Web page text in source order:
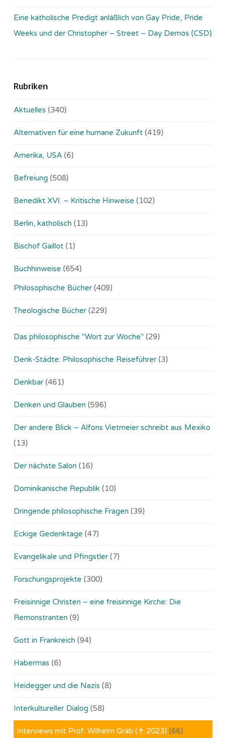
Eine katholische Predigt anläßlich von Gay Pride, Pride
Weeks und der Christopher – Street – Day Demos (CSD)
Rubriken
Aktuelles (340)
Alternativen für eine humane Zukunft (419)
Amerika, USA (6)
Befreiung (508)
Benedikt XVI. – Kritische Hinweise (102)
Berlin, katholisch (13)
Bischof Gaillot (1)
Buchhinweise (654)
Philosophische Bücher (409)
Theologische Bücher (229)
Das philosophische "Wort zur Woche" (29)
Denk-Städte: Philosophische Reiseführer (3)
Denkbar (461)
Denken und Glauben (596)
Der andere Blick – Alfons Vietmeier schreibt aus Mexiko
(13)
Der nächste Salon (16)
Dominikanische Republik (10)
Dringende philosophische Fragen (39)
Eckige Gedenktage (47)
Evangelikale und Pfingstler (7)
Forschungsprojekte (300)
Freisinnige Christen – eine freisinnige Kirche: Die
Remonstranten (9)
Gott in Frankreich (94)
Habermas (6)
Heidegger und die Nazis (8)
Interkultureller Dialog (58)
Interviews mit Prof. Wilhelm Gräb (✝ 2023) (66)